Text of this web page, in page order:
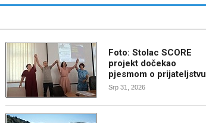
Foto: Stolac SCORE
projekt dočekao
pjesmom o prijateljstvu
Srp 31, 2026